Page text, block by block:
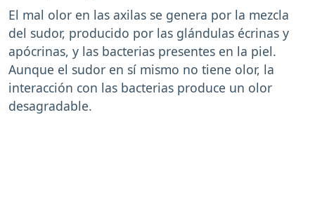
El mal olor en las axilas se genera por la mezcla
del sudor, producido por las glándulas écrinas y
apócrinas, y las bacterias presentes en la piel.
Aunque el sudor en sí mismo no tiene olor, la
interacción con las bacterias produce un olor
desagradable.